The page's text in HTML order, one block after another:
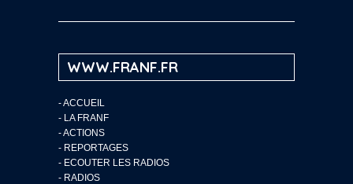
WWW.FRANF.FR
-ACCUEIL
- LA FRANF
-ACTIONS
- REPORTAGES
- ECOUTER LES RADIOS
- RADIOS